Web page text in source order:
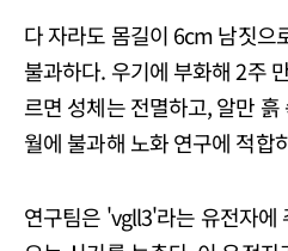
다 자라도 몸길이 6cm 남짓으
불과하다. 우기에 부화해 2주
르면 성체는 전멸하고, 알만
월에 불과해 노화 연구에 적합
연구팀은 'vgll3'라는 유전자에